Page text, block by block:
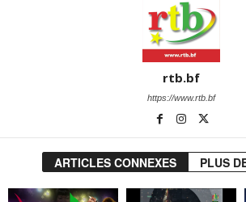
rtb.bf
https://www.rtb.bf
ARTICLES CONNEXES PLUS